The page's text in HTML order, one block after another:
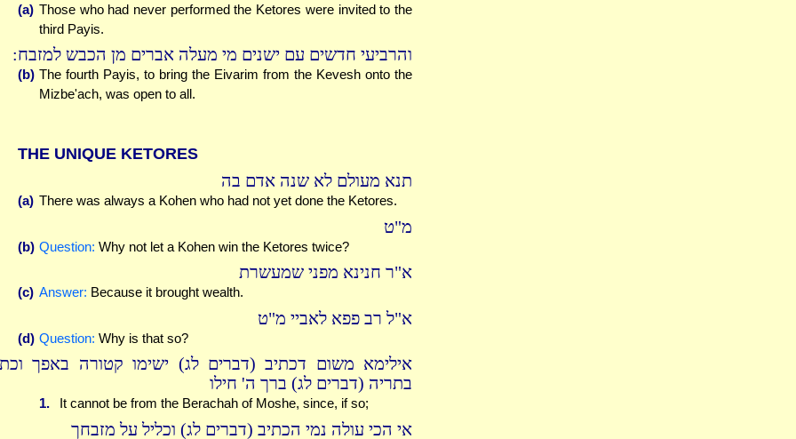
(a) Those who had never performed the Ketores were invited to the
third Payis.
והרביעי חדשים עם ישנים מי מעלה אברים מן הכבש למזבח:
(b) The fourth Payis, to bring the Eivarim from the Kevesh onto the
Mizbe'ach, was open to all.
THE UNIQUE KETORES
תנא מעולם לא שנה אדם בה
(a) There was always a Kohen who had not yet done the Ketores.
מ"ט
(b) Question: Why not let a Kohen win the Ketores twice?
א"ר חנינא מפני שמעשרת
(c) Answer: Because it brought wealth.
א"ל רב פפא לאביי מ"ט
(d) Question: Why is that so?
אילימא משום דכתיב (דברים לג) ישימו קטורה באפך
בתריה (דברים לג) ברך ה' חילו
1. It cannot be from the Berachah of Moshe, since, if so;
אי הכי עולה נמי הכתיב (דברים לג) וכליל על מזבחך